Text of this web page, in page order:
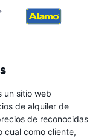
un sitio web
de alquiler de
de reconocidas
cual como cliente,